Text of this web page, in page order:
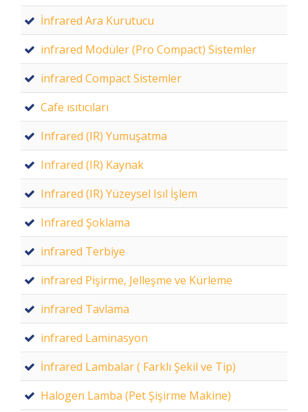
İnfrared Ara Kurutucu
infrared Modüler (Pro Compact) Sistemler
infrared Compact Sistemler
Cafe ısıtıcıları
Infrared (IR) Yumuşatma
Infrared (IR) Kaynak
Infrared (IR) Yüzeysel Isıl İşlem
Infrared Şoklama
infrared Terbiye
infrared Pişirme, Jelleşme ve Kürleme
infrared Tavlama
infrared Laminasyon
İnfrared Lambalar ( Farklı Şekil ve Tip)
Halogen Lamba (Pet Şişirme Makine)